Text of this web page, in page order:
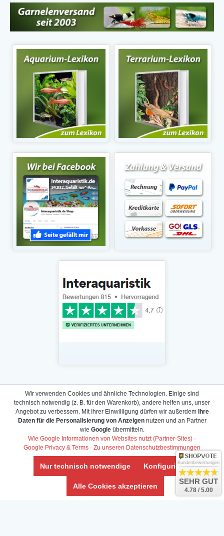
Daten­schutz­erklärung
Widerrufs­recht /Widerrufs­formular
AGB & Info
Impressum
Umwelt und Entsorgung
Vertrag widerrufen
* Alle Preise inkl. ges. MwSt. zzgl. Versandkosten
Zierfische, Garnelen, Krebse, Wasserschnecken (Wirbellose),
Wir verwenden Cookies und ähnliche Technologien. Einige sind
technisch notwendig (z. B. für den Warenkorb), andere helfen uns, unser
Angebot zu verbessern. Mit Ihrer Einwilligung dürfen wir außerdem Ihre
Daten für die Personalisierung von Anzeigennutzen und an Partner
wie Googleübermitteln.
Wie Google Informationen von Websites nutzt (Partner-Sites) ·
Google Privacy & Terms · Zu unseren Datenschutzbestimmungen
Nur technisch notwendige Konfigurieren
Alle Cookies akzeptieren
Kundenbewertungen
SEHR GUT
4.78 / 5.00